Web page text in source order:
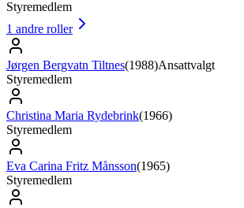
Styremedlem
1 andre roller
Jørgen Bergvatn Tiltnes(1988)Ansattvalgt
Styremedlem
Christina Maria Rydebrink(1966)
Styremedlem
Eva Carina Fritz Månsson(1965)
Styremedlem